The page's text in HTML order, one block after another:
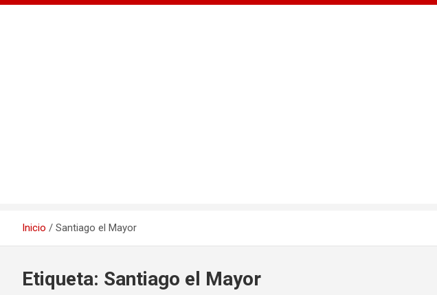
Inicio Santiago el Mayor
Etiqueta: Santiago el Mayor